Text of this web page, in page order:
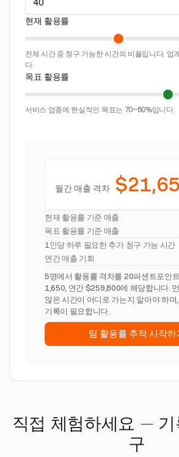
현재 활용률
전체 시간 중 청구 가능한 시간의 비율입니다. 업
다.
목표 활용률
서비스 업종에 현실적인 목표는 70~80%입니다.
월간 매출 격차
현재 활용률 기준 매출
목표 활용률 기준 매출
1인당 하루 필요한 추가 청구 가능 시간
연간 매출 기회
5명에서 활용률 격차를 20퍼센트포인
1,650, 연간 $259,800에 해당합니다.
않은 시간이 어디로 가는지 알아야 하며
기록이 필요합니다.
팀 활용률 추적 시작하
직접 체험하세요 — 기
구